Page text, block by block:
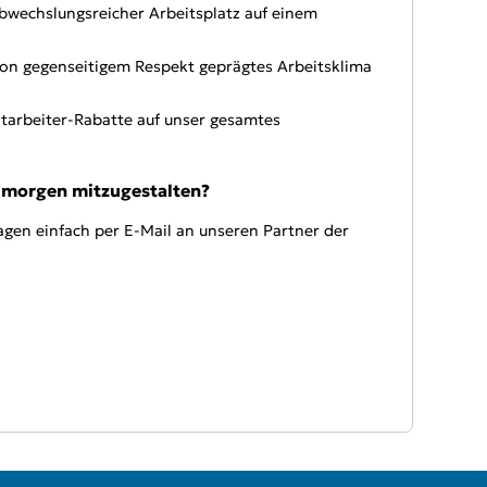
Arbeitsplatz auf einem
gegenseitigem Respekt geprägtes Arbeitsklima
Rabatte auf unser gesamtes
mitzugestalten?
einfach per E-Mail an unseren Partner der